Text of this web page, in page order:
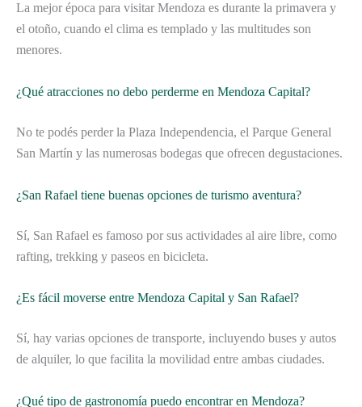
La mejor época para visitar Mendoza es durante la primavera y
el otoño, cuando el clima es templado y las multitudes son
menores.
¿Qué atracciones no debo perderme en Mendoza Capital?
No te podés perder la Plaza Independencia, el Parque General
San Martín y las numerosas bodegas que ofrecen degustaciones.
¿San Rafael tiene buenas opciones de turismo aventura?
Sí, San Rafael es famoso por sus actividades al aire libre, como
rafting, trekking y paseos en bicicleta.
¿Es fácil moverse entre Mendoza Capital y San Rafael?
Sí, hay varias opciones de transporte, incluyendo buses y autos
de alquiler, lo que facilita la movilidad entre ambas ciudades.
¿Qué tipo de gastronomía puedo encontrar en Mendoza?